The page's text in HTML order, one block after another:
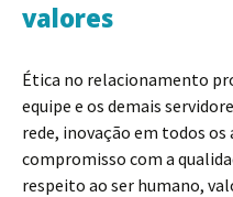
valores
Ética no relacionamento
equipe e os demais
rede, inovação em todos os
compromisso com a
respeito ao ser humano,